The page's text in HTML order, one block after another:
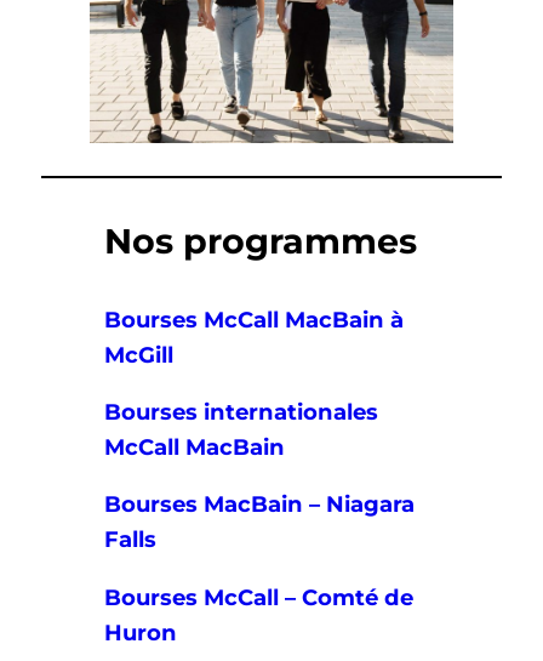
Nos programmes
Bourses McCall MacBain à
McGill
Bourses internationales
McCall MacBain
Bourses MacBain – Niagara
Falls
Bourses McCall – Comté de
Huron